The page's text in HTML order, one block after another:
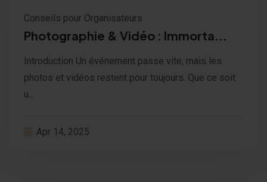
Conseils pour Organisateurs
Photographie & Vidéo : Immorta...
Introduction Un événement passe vite, mais les
photos et vidéos restent pour toujours. Que ce soit
u...
Apr 14, 2025